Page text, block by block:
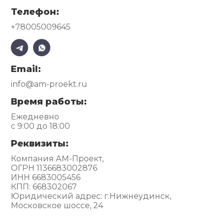
Телефон:
+78005009645
Email:
info@am-proekt.ru
Время работы:
Ежедневно
с 9:00 до 18:00
Реквизиты:
Компания АМ-Проект,
ОГРН 1136683002876
ИНН 6683005456
КПП: 668302067
Юридический адрес: г.Нижнеудинск,
Московское шоссе, 24